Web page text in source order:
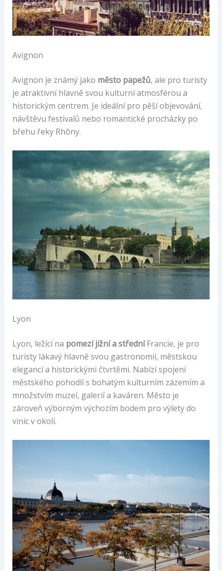
Avignon
Avignon je známý jako město papežů, ale pro turisty
je atraktivní hlavně svou kulturní atmosférou a
historickým centrem. Je ideální pro pěší objevování,
návštěvu festivalů nebo romantické procházky po
břehu řeky Rhôny.
Lyon
Lyon, ležící na pomezí jižní a středníFrancie, je pro
turisty lákavý hlavně svou gastronomií, městskou
elegancí a historickými čtvrtěmi. Nabízí spojení
městského pohodlí s bohatým kulturním zázemím a
množstvím muzeí, galerií a kaváren. Město je
zároveň výborným výchozím bodem pro výlety do
vinic v okolí.